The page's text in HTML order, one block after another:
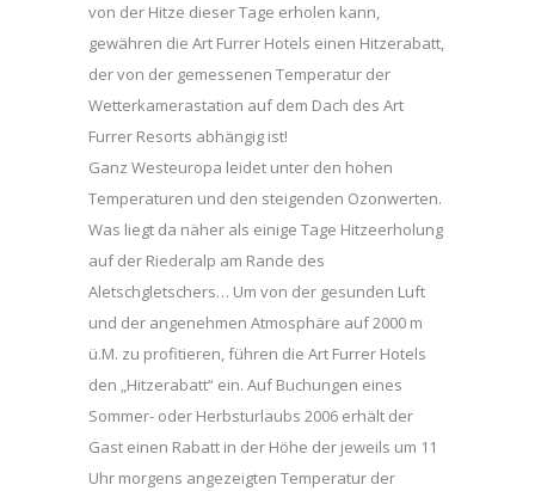
von der Hitze dieser Tage erholen kann,
gewähren die Art Furrer Hotels einen Hitzerabatt,
der von der gemessenen Temperatur der
Wetterkamerastation auf dem Dach des Art
Furrer Resorts abhängig ist!
Ganz Westeuropa leidet unter den hohen
Temperaturen und den steigenden Ozonwerten.
Was liegt da näher als einige Tage Hitzeerholung
auf der Riederalp am Rande des
Aletschgletschers… Um von der gesunden Luft
und der angenehmen Atmosphäre auf 2000 m
ü.M. zu profitieren, führen die Art Furrer Hotels
den „Hitzerabatt“ ein. Auf Buchungen eines
Sommer- oder Herbsturlaubs 2006 erhält der
Gast einen Rabatt in der Höhe der jeweils um 11
Uhr morgens angezeigten Temperatur der